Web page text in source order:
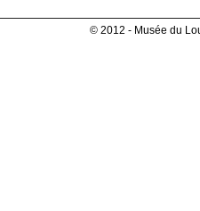
© 2012 - Musée du